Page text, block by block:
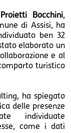
Bocchini,
di Assisi, ha
ben 32
elaborato un
e al
turistico
ha spiegato
delle presenze
individuate
come i dati